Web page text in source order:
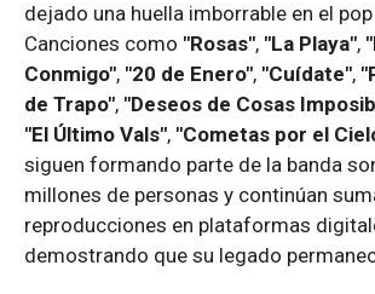
dejado una huella imborrable en el
Canciones como "Rosas", "La Playa",
Conmigo", "20 de Enero", "Cuídate",
de Trapo", "Deseos de Cosas
"El Último Vals", "Cometas por el
siguen formando parte de la banda
millones de personas y continúan
reproducciones en plataformas
demostrando que su legado